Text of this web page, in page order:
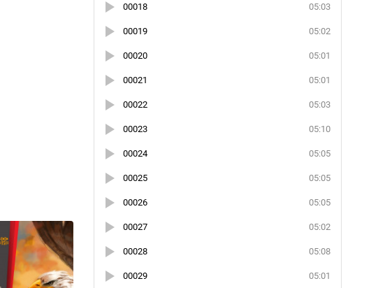
05:03
00018
05:02
00019
05:01
00020
05:01
00021
05:03
00022
05:10
00023
05:05
00024
05:05
00025
05:05
00026
05:02
00027
05:08
00028
05:01
00029